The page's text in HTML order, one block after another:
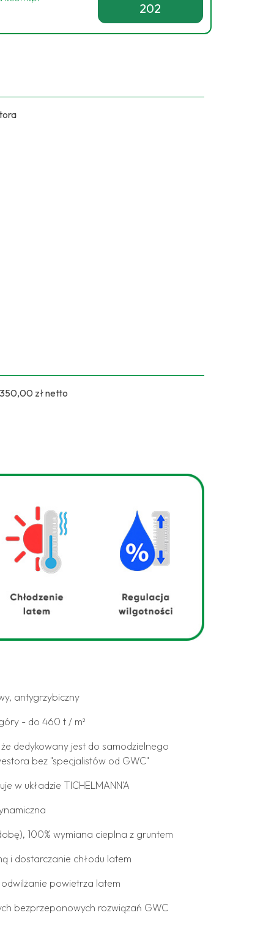
202
zł netto
antygrzybiczny
- do 460 t / m²
dedykowany jest do samodzielnego
bez "specjalistów od GWC"
w układzie TICHELMANN'A
100% wymiana cieplna z gruntem
i dostarczanie chłodu latem
powietrza latem
bezprzeponowych rozwiązań GWC